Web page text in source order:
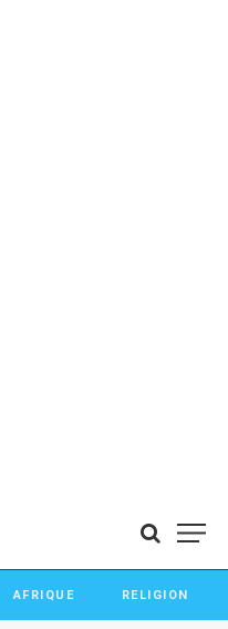
AFRIQUE RELIGION